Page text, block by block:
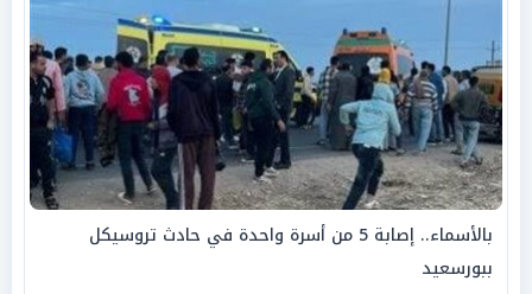
بالأسماء.. إصابة 5 من أسرة واحدة في حادث تروسيكل
ببورسعيد